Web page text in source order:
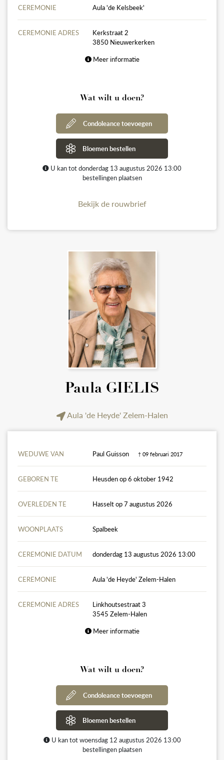
CEREMONIE Aula 'de Kelsbeek'
CEREMONIE ADRES
Kerkstraat 2
3850 Nieuwerkerken
Meer informatie
Wat wilt u doen?
Condoleance toevoegen
Bloemen bestellen
U kan tot donderdag 13 augustus 2026 13:00
bestellingen plaatsen
Bekijk de rouwbrief
Paula GIELIS
Aula 'de Heyde' Zelem-Halen
WEDUWE VAN Paul Guisson † 09 februari 2017
GEBOREN TE Heusden op 6 oktober 1942
OVERLEDEN TE Hasselt op 7 augustus 2026
WOONPLAATS Spalbeek
CEREMONIE DATUM donderdag 13 augustus 2026 13:00
CEREMONIE Aula 'de Heyde' Zelem-Halen
CEREMONIE ADRES
Linkhoutsestraat 3
3545 Zelem-Halen
Meer informatie
Wat wilt u doen?
Condoleance toevoegen
Bloemen bestellen
U kan tot woensdag 12 augustus 2026 13:00
bestellingen plaatsen